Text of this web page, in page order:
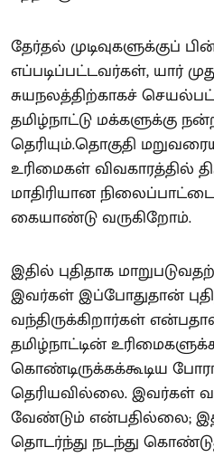
தேர்தல் முடிவுகளுக்குப்
எப்படிப்பட்டவர்கள், யார்
சுயநலத்திற்காகச்
தமிழ்நாட்டு மக்களுக்கு
தெரியும்.தொகுதி
உரிமைகள் விவகாரத்தில்
மாதிரியான
கையாண்டு வருகிறோம்.
இதில் புதிதாக
இவர்கள் இப்போதுதான்
வந்திருக்கிறார்கள்
தமிழ்நாட்டின்
கொண்டிருக்கக்கூடிய
தெரியவில்லை. இவர்கள்
வேண்டும் என்பதில்லை;
தொடர்ந்து நடந்து